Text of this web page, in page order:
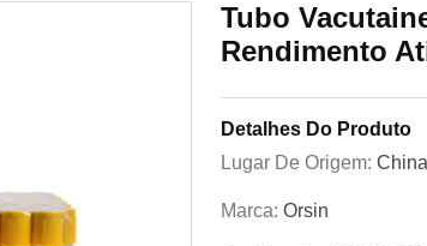
Tubo
Rendimento
Detalhes Do Produto
Lugar De Origem: China
Marca: Orsin